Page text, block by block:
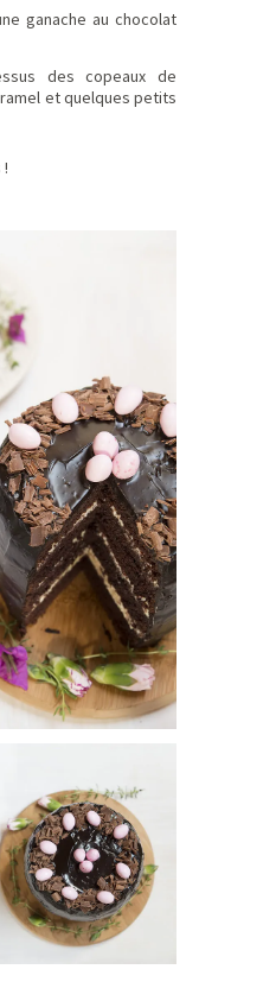
ganache au chocolat
des copeaux de
et quelques petits